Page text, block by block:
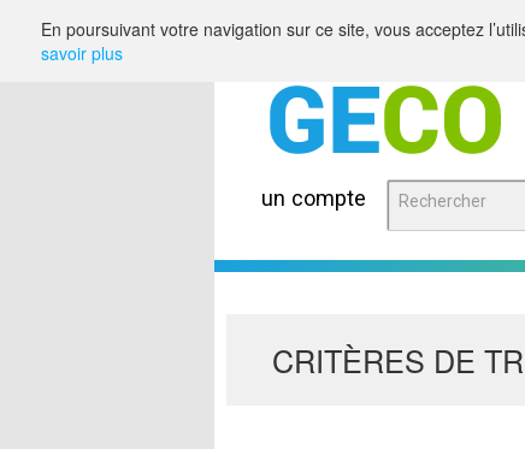
un compte
CRITÈRES DE
En poursuivant votre navigation sur ce site, vous acceptez
savoir plus